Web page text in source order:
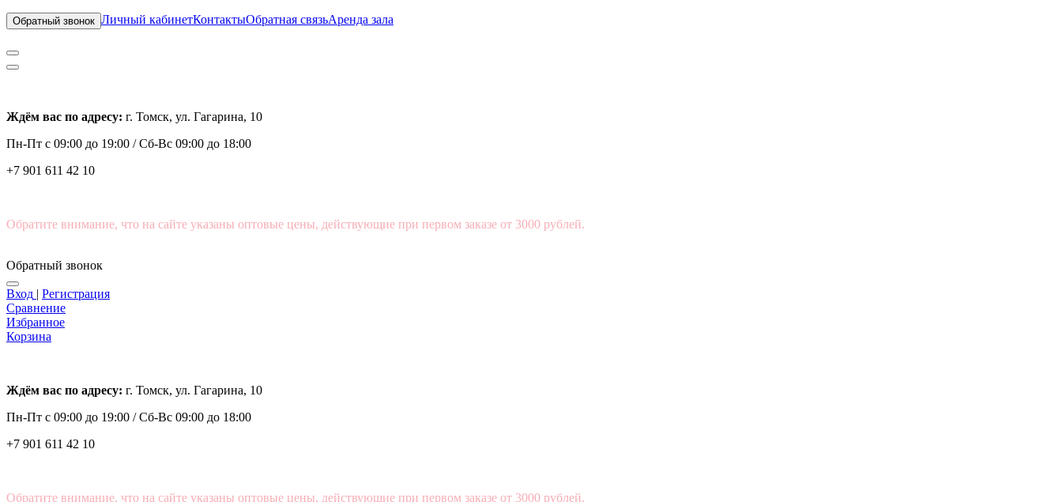
Обратный звонок Личный кабинетКонтактыОбратная связьАренда зала
Ждём вас по адресу: г. Томск, ул. Гагарина, 10
Пн-Пт с 09:00 до 19:00 /Сб-Вс 09:00 до 18:00
+7 901 611 42 10
Обратите внимание, что на сайте указаны оптовые цены, действующие при первом заказе от 3000 рублей.
Обратный звонок
Вход | Регистрация
Сравнение
Избранное
Корзина
Ждём вас по адресу: г. Томск, ул. Гагарина, 10
Пн-Пт с 09:00 до 19:00 /Сб-Вс 09:00 до 18:00
+7 901 611 42 10
Обратите внимание, что на сайте указаны оптовые цены, действующие при первом заказе от 3000 рублей.